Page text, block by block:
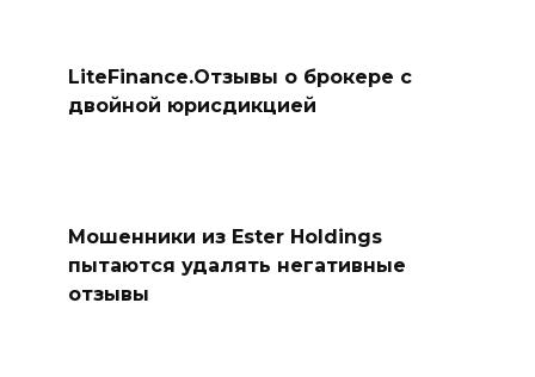
LiteFinance.Отзывы о брокере с
двойной юрисдикцией
Мошенники из Ester Holdings
пытаются удалять негативные
отзывы